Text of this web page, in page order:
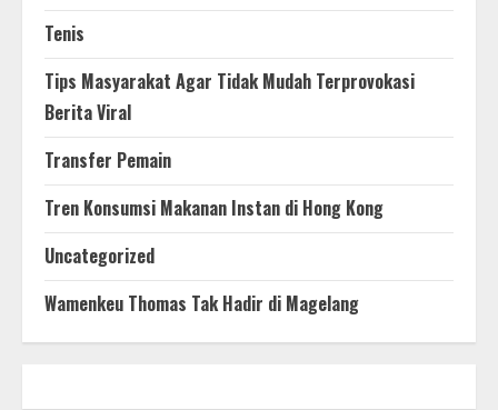
Tenis
Tips Masyarakat Agar Tidak Mudah Terprovokasi
Berita Viral
Transfer Pemain
Tren Konsumsi Makanan Instan di Hong Kong
Uncategorized
Wamenkeu Thomas Tak Hadir di Magelang